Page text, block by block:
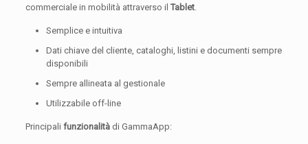
commerciale in mobilità attraverso il Tablet.
Semplice e intuitiva
Dati chiave del cliente, cataloghi, listini e documenti sempre
disponibili
Sempre allineata al gestionale
Utilizzabile off-line
Principali funzionalitàdi GammaApp: